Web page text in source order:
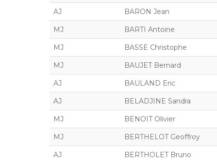
AJ BARON Jean
MJ BARTI Antoine
MJ BASSE Christophe
MJ BAUJET Bernard
AJ BAULAND Eric
AJ BELADJINE Sandra
MJ BENOIT Olivier
MJ BERTHELOT Geoffroy
AJ BERTHOLET Bruno